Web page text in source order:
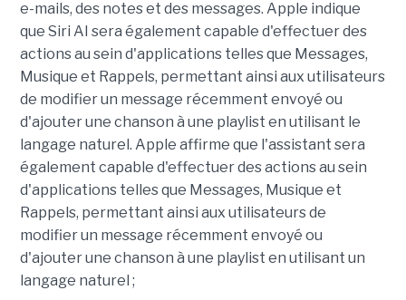
e-mails, des notes et des messages. Apple indique
que Siri AI sera également capable d'effectuer des
actions au sein d'applications telles que Messages,
Musique et Rappels, permettant ainsi aux utilisateurs
de modifier un message récemment envoyé ou
d'ajouter une chanson à une playlist en utilisant le
langage naturel. Apple affirme que l'assistant sera
également capable d'effectuer des actions au sein
d'applications telles que Messages, Musique et
Rappels, permettant ainsi aux utilisateurs de
modifier un message récemment envoyé ou
d'ajouter une chanson à une playlist en utilisant un
langage naturel ;